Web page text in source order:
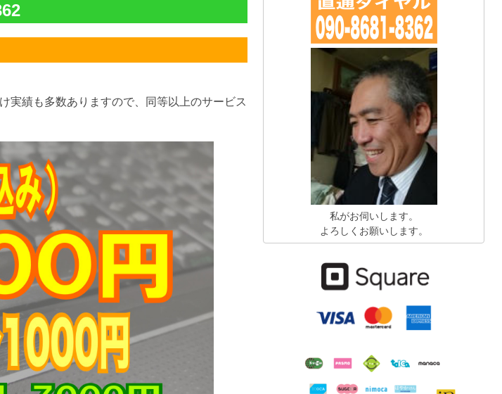
実績も多数ありますので、同等以上のサービス
私がお伺いします。
よろしくお願いします。